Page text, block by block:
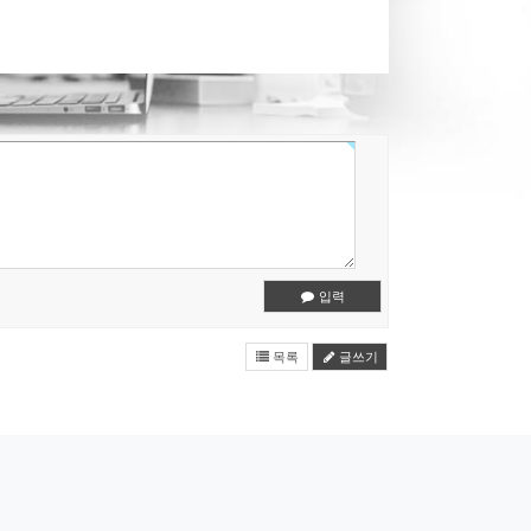
입력
목록 글쓰기